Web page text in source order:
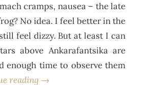
cramps, nausea – the late
No idea. I feel better in the
feel dizzy. But at least I can
above Ankarafantsika are
enough time to observe them
reading →